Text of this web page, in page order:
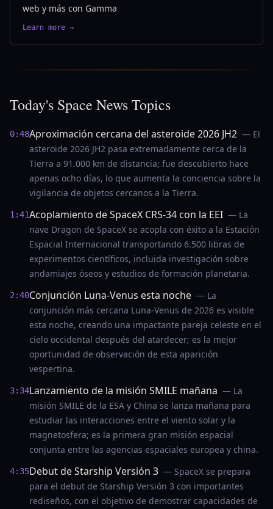
web y más con Gamma
Learn more →
Today's Space News Topics
0:48Aproximación cercana del asteroide 2026 JH2 — El
asteroide 2026 JH2 pasa extremadamente cerca de la
Tierra a 91.000 km de distancia; fue descubierto hace
apenas ocho días, lo que aumenta la conciencia sobre la
vigilancia de objetos cercanos a la Tierra.
1:41Acoplamiento de SpaceX CRS-34 con la EEI — La
nave Dragon de SpaceX se acopla con éxito a la Estación
Espacial Internacional transportando 6.500 libras de
experimentos científicos, incluida investigación sobre
andamiajes óseos y estudios de formación planetaria.
2:40Conjunción Luna-Venus esta noche — La
conjunción más cercana Luna-Venus de 2026 es visible
esta noche, creando una impactante pareja celeste en el
cielo occidental después del atardecer; es la mejor
oportunidad de observación de esta aparición
vespertina.
3:34Lanzamiento de la misión SMILE mañana — La
misión SMILE de la ESA y China se lanza mañana para
estudiar las interacciones entre el viento solar y la
magnetosfera; es la primera gran misión espacial
conjunta entre las agencias espaciales europea y china.
4:35Debut de Starship Versión 3 — SpaceX se prepara
para el debut de Starship Versión 3 con importantes
rediseños, con el objetivo de demostrar capacidades de